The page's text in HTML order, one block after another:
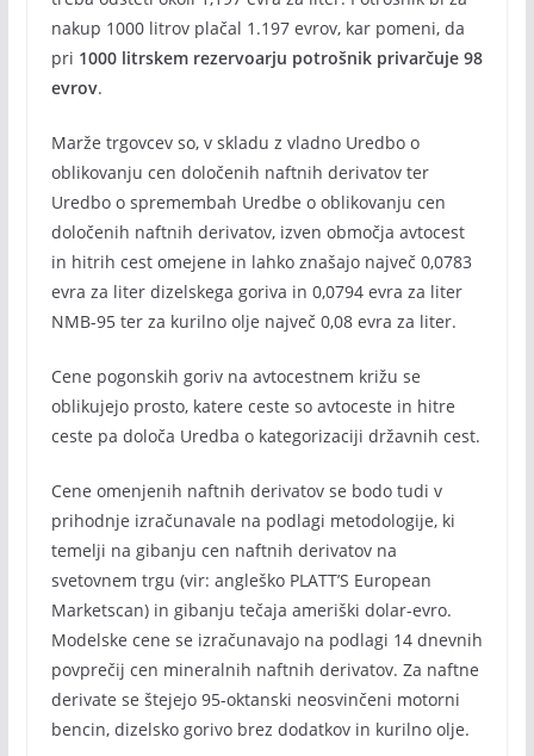
nakup 1000 litrov plačal 1.197 evrov, kar pomeni, da
pri 1000 litrskem rezervoarju potrošnik privarčuje 98
evrov.
Marže trgovcev so, v skladu z vladno Uredbo o
oblikovanju cen določenih naftnih derivatov ter
Uredbo o spremembah Uredbe o oblikovanju cen
določenih naftnih derivatov, izven območja avtocest
in hitrih cest omejene in lahko znašajo največ 0,0783
evra za liter dizelskega goriva in 0,0794 evra za liter
NMB-95 ter za kurilno olje največ 0,08 evra za liter.
Cene pogonskih goriv na avtocestnem križu se
oblikujejo prosto, katere ceste so avtoceste in hitre
ceste pa določa Uredba o kategorizaciji državnih cest.
Cene omenjenih naftnih derivatov se bodo tudi v
prihodnje izračunavale na podlagi metodologije, ki
temelji na gibanju cen naftnih derivatov na
svetovnem trgu (vir: angleško PLATT’S European
Marketscan) in gibanju tečaja ameriški dolar-evro.
Modelske cene se izračunavajo na podlagi 14 dnevnih
povprečij cen mineralnih naftnih derivatov. Za naftne
derivate se štejejo 95-oktanski neosvinčeni motorni
bencin, dizelsko gorivo brez dodatkov in kurilno olje.